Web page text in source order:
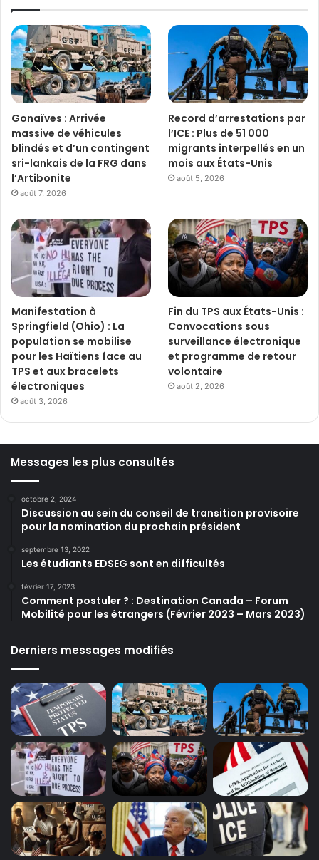
Gonaïves : Arrivée
massive de véhicules
blindés et d’un contingent
sri-lankais de la FRG dans
l’Artibonite
août 7, 2026
Record d’arrestations par
l’ICE : Plus de 51 000
migrants interpellés en un
mois aux États-Unis
août 5, 2026
Manifestation à
Springfield (Ohio) : La
population se mobilise
pour les Haïtiens face au
TPS et aux bracelets
électroniques
août 3, 2026
Fin du TPS aux États-Unis :
Convocations sous
surveillance électronique
et programme de retour
volontaire
août 2, 2026
Messages les plus consultés
octobre 2, 2024
Discussion au sein du conseil de transition provisoire
pour la nomination du prochain président
septembre 13, 2022
Les étudiants EDSEG sont en difficultés
février 17, 2023
Comment postuler ? : Destination Canada – Forum
Mobilité pour les étrangers (Février 2023 – Mars 2023)
Derniers messages modifiés